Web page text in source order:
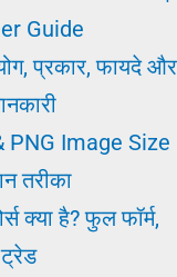
Guide
प्रकार, फायदे और
PNG Image Size
तरीका
क्या है? फुल फॉर्म,